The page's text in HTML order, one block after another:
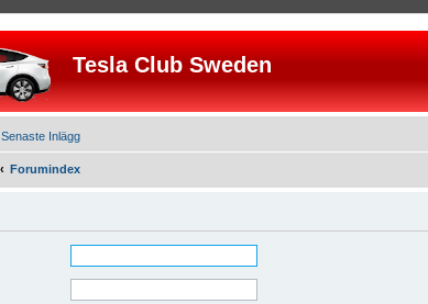
Tesla Club Sweden
Senaste Inlägg
Forumindex